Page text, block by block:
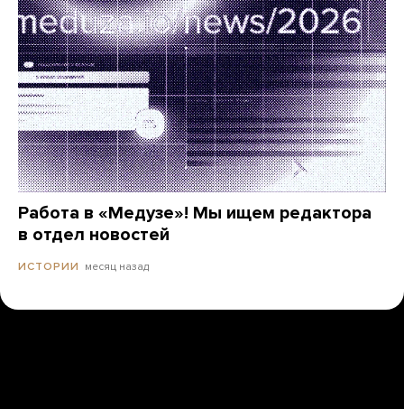
Работа в «Медузе»! Мы ищем редактора
в отдел новостей
ИСТОРИИ месяц назад